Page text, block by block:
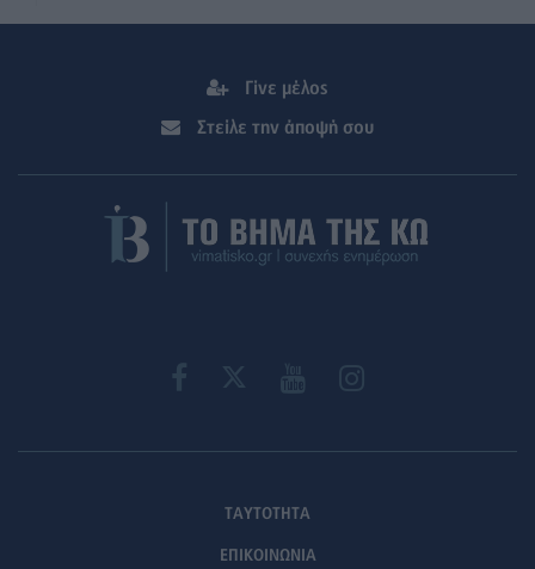
Γίνε μέλος
Στείλε την άποψή σου
ΤΑΥΤΟΤΗΤΑ
ΕΠΙΚΟΙΝΩΝΙΑ